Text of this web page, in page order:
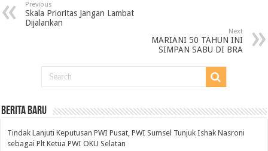
Previous
Skala Prioritas Jangan Lambat
Dijalankan
Next
MARIANI 50 TAHUN INI
SIMPAN SABU DI BRA
BERITA BARU
Tindak Lanjuti Keputusan PWI Pusat, PWI Sumsel Tunjuk Ishak Nasroni
sebagai Plt Ketua PWI OKU Selatan